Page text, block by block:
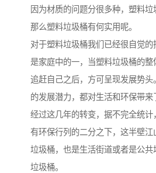
因为材质的问题分很多种，塑料垃
那么塑料垃圾桶有何实用呢。
对于塑料垃圾桶我们已经很自觉
是家庭中的一，当塑料垃圾桶的整
追赶自己之后，方可呈现发展势
的发展潜力，都对生活和环保带来
经过这几年的转变，据不完全统
有环保行列的二分之下，这半壁
垃圾桶，也是生活街道或者是公
垃圾桶。